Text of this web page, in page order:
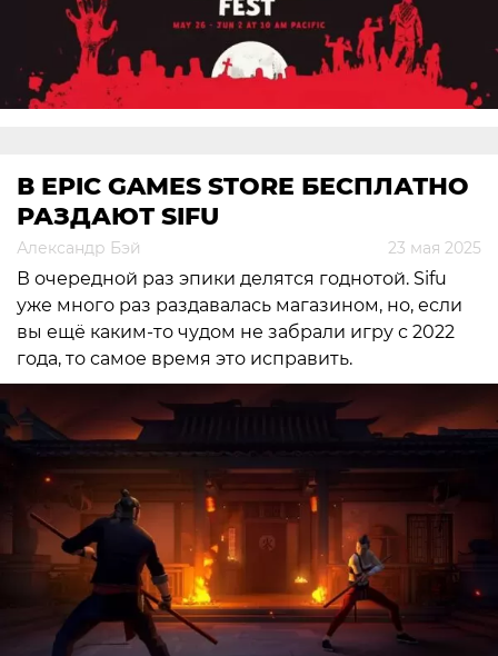
В EPIC GAMES STORE БЕСПЛАТНО
РАЗДАЮТ SIFU
Александр Бэй 23 мая 2025
В очередной раз эпики делятся годнотой. Sifu
уже много раз раздавалась магазином, но, если
вы ещё каким-то чудом не забрали игру с 2022
года, то самое время это исправить.